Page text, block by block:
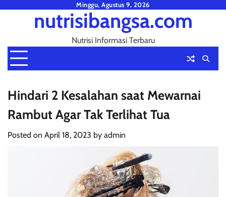
Minggu, Agustus 9, 2026
nutrisibangsa.com
Nutrisi Informasi Terbaru
Hindari 2 Kesalahan saat Mewarnai
Rambut Agar Tak Terlihat Tua
Posted on April 18, 2023 by admin